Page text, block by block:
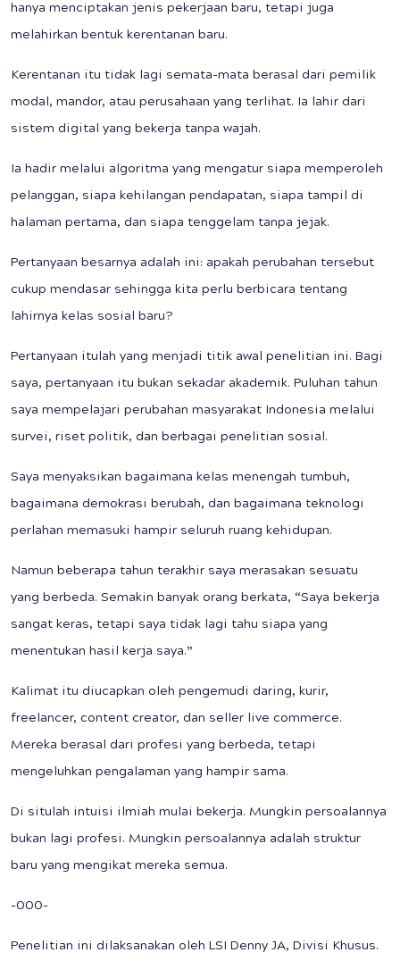
hanya menciptakan jenis pekerjaan baru, tetapi juga
melahirkan bentuk kerentanan baru.
Kerentanan itu tidak lagi semata-mata berasal dari pemilik
modal, mandor, atau perusahaan yang terlihat. Ia lahir dari
sistem digital yang bekerja tanpa wajah.
Ia hadir melalui algoritma yang mengatur siapa memperoleh
pelanggan, siapa kehilangan pendapatan, siapa tampil di
halaman pertama, dan siapa tenggelam tanpa jejak.
Pertanyaan besarnya adalah ini: apakah perubahan tersebut
cukup mendasar sehingga kita perlu berbicara tentang
lahirnya kelas sosial baru?
Pertanyaan itulah yang menjadi titik awal penelitian ini. Bagi
saya, pertanyaan itu bukan sekadar akademik. Puluhan tahun
saya mempelajari perubahan masyarakat Indonesia melalui
survei, riset politik, dan berbagai penelitian sosial.
Saya menyaksikan bagaimana kelas menengah tumbuh,
bagaimana demokrasi berubah, dan bagaimana teknologi
perlahan memasuki hampir seluruh ruang kehidupan.
Namun beberapa tahun terakhir saya merasakan sesuatu
yang berbeda. Semakin banyak orang berkata, “Saya bekerja
sangat keras, tetapi saya tidak lagi tahu siapa yang
menentukan hasil kerja saya.”
Kalimat itu diucapkan oleh pengemudi daring, kurir,
freelancer, content creator, dan seller live commerce.
Mereka berasal dari profesi yang berbeda, tetapi
mengeluhkan pengalaman yang hampir sama.
Di situlah intuisi ilmiah mulai bekerja. Mungkin persoalannya
bukan lagi profesi. Mungkin persoalannya adalah struktur
baru yang mengikat mereka semua.
-000-
Penelitian ini dilaksanakan oleh LSI Denny JA, Divisi Khusus.